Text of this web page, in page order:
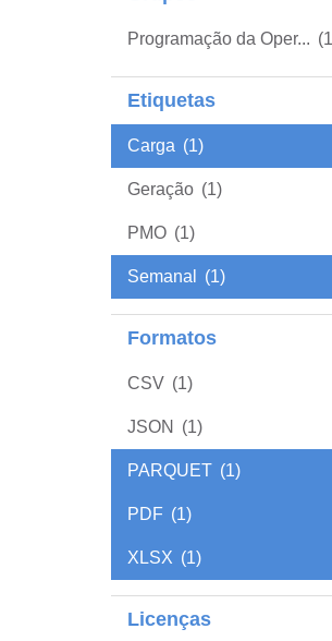
Programação da Oper...
Etiquetas
Carga (1)
Geração (1)
PMO (1)
Semanal (1)
Formatos
CSV (1)
JSON (1)
PARQUET (1)
PDF (1)
XLSX (1)
Licenças